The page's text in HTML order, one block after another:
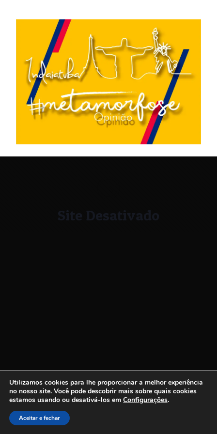
Site Desativado
Utilizamos cookies para lhe proporcionar a melhor experiência
no nosso site. Você pode descobrir mais sobre quais cookies
estamos usando ou desativá-los em Configurações.
Aceitar e fechar